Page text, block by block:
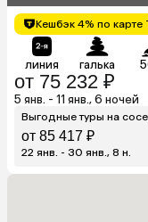
Кешбэк 4% по карте
линия галька
от 75 232 ₽
5 янв. - 11 янв., 6 ночей
Выгодные туры на
от 85 417 ₽
22 янв. - 30 янв., 8 н.